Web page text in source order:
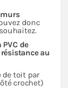
donc
de
au
de toit par
crochet)